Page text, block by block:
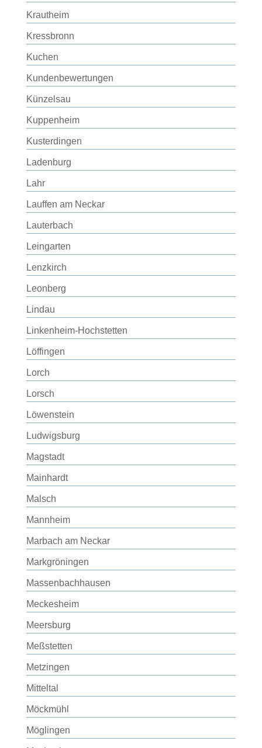
Krautheim
Kressbronn
Kuchen
Kundenbewertungen
Künzelsau
Kuppenheim
Kusterdingen
Ladenburg
Lahr
Lauffen am Neckar
Lauterbach
Leingarten
Lenzkirch
Leonberg
Lindau
Linkenheim-Hochstetten
Löffingen
Lorch
Lorsch
Löwenstein
Ludwigsburg
Magstadt
Mainhardt
Malsch
Mannheim
Marbach am Neckar
Markgröningen
Massenbachhausen
Meckesheim
Meersburg
Meßstetten
Metzingen
Mitteltal
Möckmühl
Möglingen